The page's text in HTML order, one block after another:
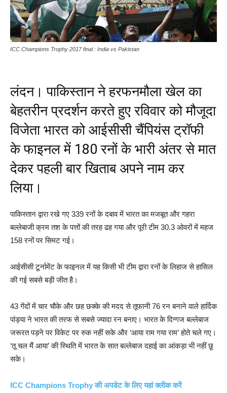
ICC Champions Trophy 2017 final : India vs Pakistan
लंदन। पाकिस्तान ने हरफनमौला खेल का
बेहतरीन प्रदर्शन करते हुए रविवार को मौजूदा
विजेता भारत को आईसीसी चैंपियंस ट्रॉफी
के फाइनल में 180 रनों के भारी अंतर से मात
देकर पहली बार खिताब अपने नाम कर
लिया।
पाकिस्तान द्वारा रखे गए 339 रनों के दबाव में भारत का मजबूत और गहरा
बल्लेबाजी क्रम तश के पत्तों की तरह ढह गया और पूरी टीम 30.3 ओवरों में महज
158 रनों पर सिमट गई।
आईसीसी टूर्नामेंट के फाइनल में यह किसी भी टीम द्वारा रनों के लिहाज से हासिल
की गई सबसे बड़ी जीत है।
43 गेंदों में चार चौके और छह छक्के की मदद से तूफानी 76 रन बनाने वाले हार्दिक
पांड्या ने भारत की तरफ से सबसे ज्यादा रन बनाए। भारत के दिग्गज बल्लेबाज
जरूरत पड़ने पर विकेट पर रुक नहीं सके और ‘आया राम गया राम’ होते चले गए।
‘तू चल मैं आया’ की स्थिति में भारत के सात बल्लेबाज दहाई का आंकड़ा भी नहीं छू
सके।
ICC Champions Trophy की अपडेट के लिए यहां क्लीक करें